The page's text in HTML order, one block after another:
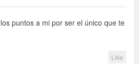
puntos a mi por ser el único que te
Like